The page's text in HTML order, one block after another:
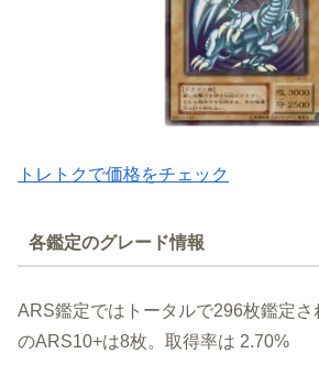
トレトクで価格をチェック
各鑑定のグレード情報
ARS鑑定ではトータルで296枚鑑定さ
のARS10+は8枚。取得率は 2.70%